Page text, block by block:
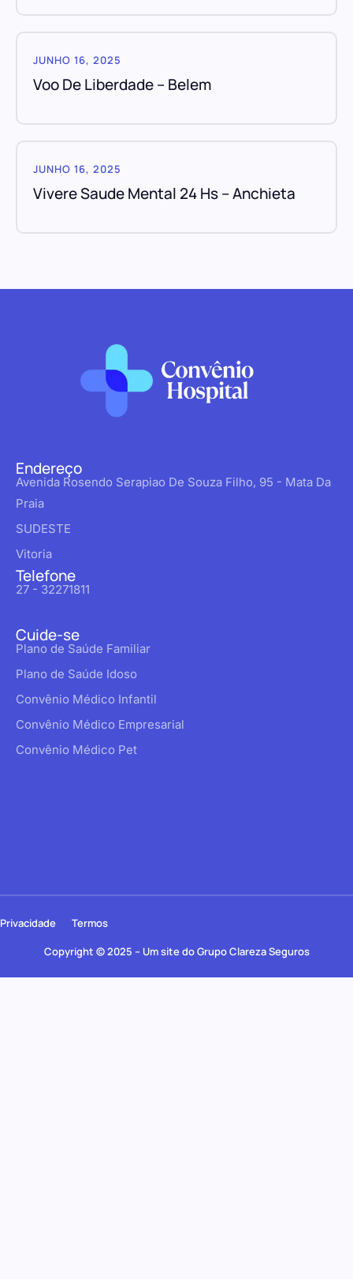
JUNHO 16, 2025
Voo De Liberdade – Belem
JUNHO 16, 2025
Vivere Saude Mental 24 Hs – Anchieta
Endereço
Avenida Rosendo Serapiao De Souza Filho, 95 - Mata Da
Praia
SUDESTE
Vitoria
Telefone
27 - 32271811
Cuide-se
Plano de Saúde Familiar
Plano de Saúde Idoso
Convênio Médico Infantil
Convênio Médico Empresarial
Convênio Médico Pet
Copyright © 2025 – Um site do Grupo Clareza Seguros
Privacidade Termos